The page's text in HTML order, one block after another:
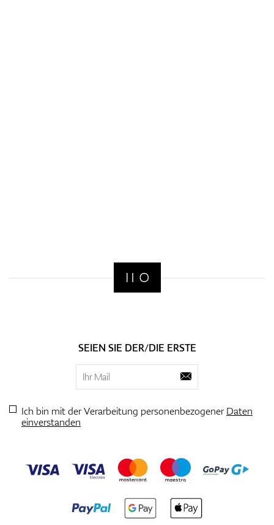
SEIEN SIE DER/DIE ERSTE
Ich bin mit der Verarbeitung personenbezogenerDaten
einverstanden